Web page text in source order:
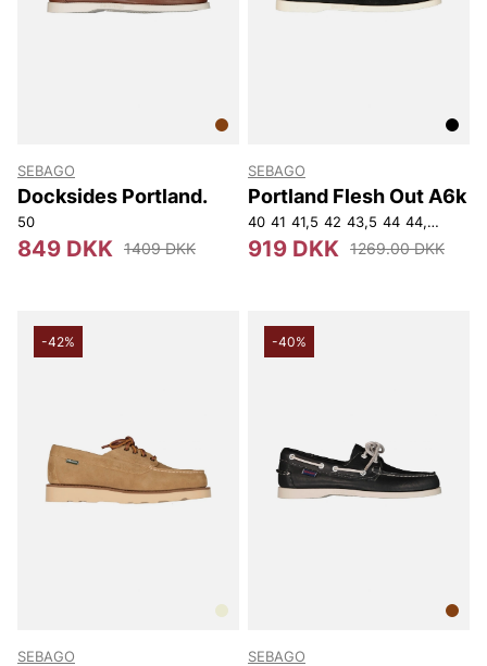
SEBAGO
Docksides Portland.
50
849 DKK 1409 DKK
SEBAGO
Portland Flesh Out A6k
40 41 41,5 42 43,5 44 44,5
919 DKK 1269.00 DKK
-42%
SEBAGO
-40%
SEBAGO